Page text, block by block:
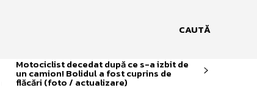
CAUTĂ
Motociclist decedat după ce s-a izbit de
un camion! Bolidul a fost cuprins de
flăcări (foto / actualizare)